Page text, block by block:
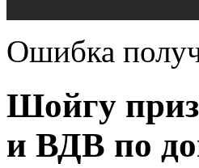
Ошибка
Шойгу
и ВДВ по